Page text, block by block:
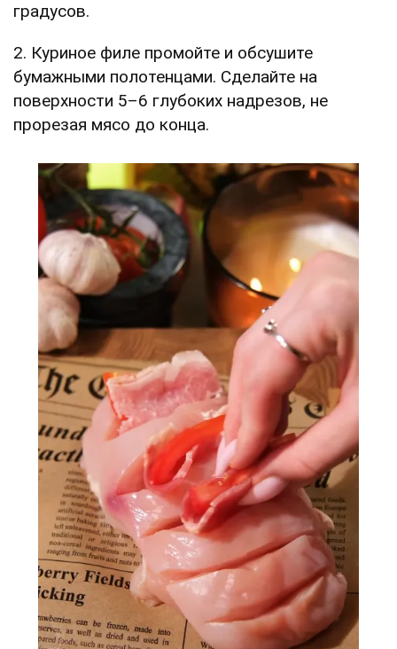
градусов.
2. Куриное филе промойте и обсушите
бумажными полотенцами. Сделайте на
поверхности 5–6 глубоких надрезов, не
прорезая мясо до конца.